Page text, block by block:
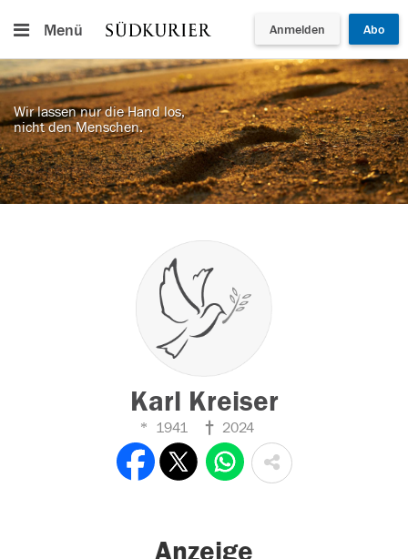
Menü Anmelden Abo
Wir lassen nur die Hand los,
nicht den Menschen.
Karl Kreiser
1941 2024
Anzeige